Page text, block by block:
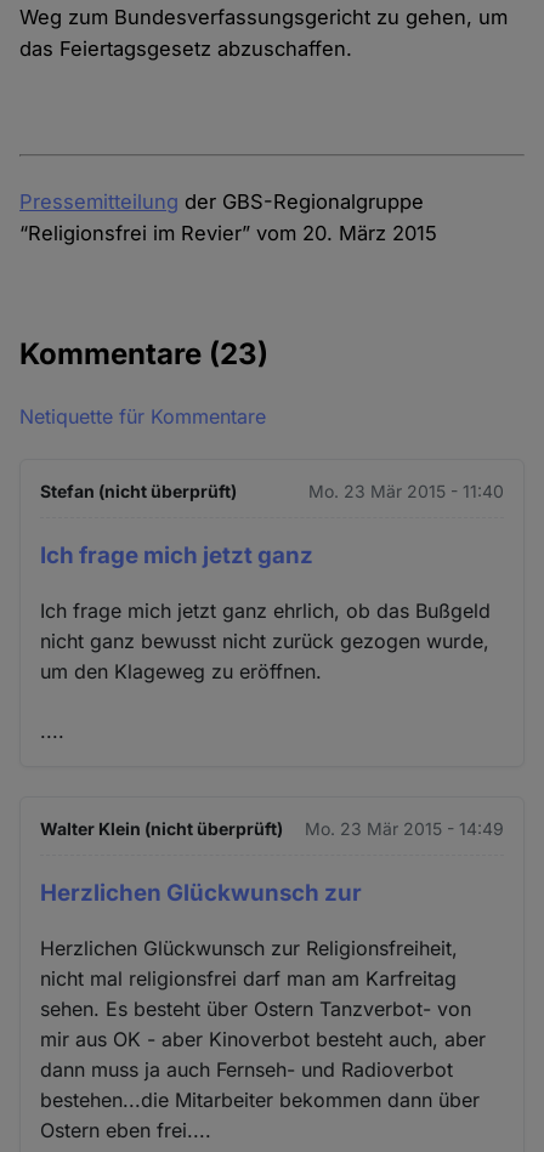
Weg zum Bundesverfassungsgericht zu gehen, um
das Feiertagsgesetz abzuschaffen.
Pressemitteilung der GBS-Regionalgruppe
“Religionsfrei im Revier” vom 20. März 2015
Kommentare (23)
Netiquette für Kommentare
Stefan (nicht überprüft) Mo. 23 Mär 2015 - 11:40
Ich frage mich jetzt ganz
Ich frage mich jetzt ganz ehrlich, ob das Bußgeld
nicht ganz bewusst nicht zurück gezogen wurde,
um den Klageweg zu eröffnen.
....
Walter Klein (nicht überprüft) Mo. 23 Mär 2015 - 14:49
Herzlichen Glückwunsch zur
Herzlichen Glückwunsch zur Religionsfreiheit,
nicht mal religionsfrei darf man am Karfreitag
sehen. Es besteht über Ostern Tanzverbot- von
mir aus OK - aber Kinoverbot besteht auch, aber
dann muss ja auch Fernseh- und Radioverbot
bestehen...die Mitarbeiter bekommen dann über
Ostern eben frei....